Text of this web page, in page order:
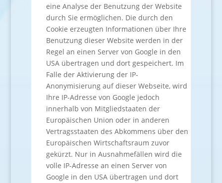
eine Analyse der Benutzung der Website
durch Sie ermöglichen. Die durch den
Cookie erzeugten Informationen über Ihre
Benutzung dieser Website werden in der
Regel an einen Server von Google in den
USA übertragen und dort gespeichert. Im
Falle der Aktivierung der IP-
Anonymisierung auf dieser Webseite, wird
Ihre IP-Adresse von Google jedoch
innerhalb von Mitgliedstaaten der
Europäischen Union oder in anderen
Vertragsstaaten des Abkommens über den
Europäischen Wirtschaftsraum zuvor
gekürzt. Nur in Ausnahmefällen wird die
volle IP-Adresse an einen Server von
Google in den USA übertragen und dort